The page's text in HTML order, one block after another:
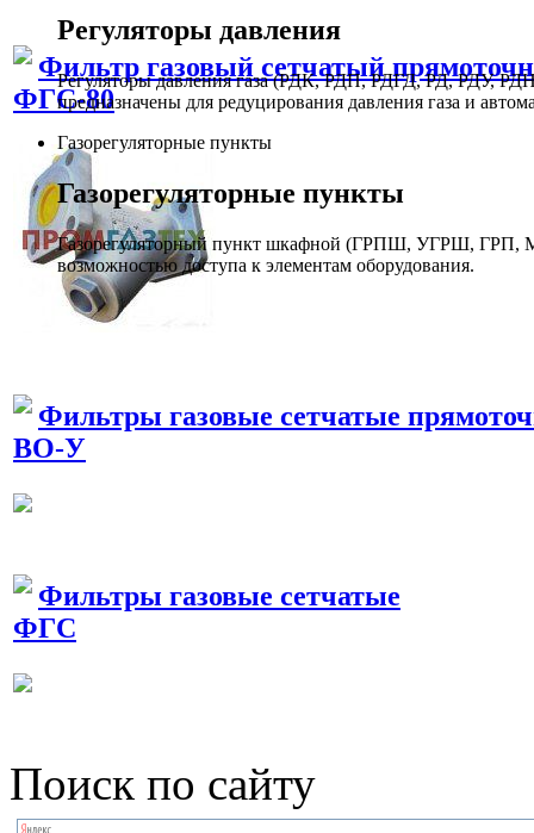
Регуляторы давления
Регуляторы давления газа (РДК, РДП, РДГД, РД, РДУ,
предназначены для редуцирования давления газа и
Газорегуляторные пункты
Газорегуляторные пункты
Газорегуляторный пункт шкафной (ГРПШ, УГРШ, ГРП,
возможностью доступа к элементам оборудования.
Фильтр газовый сетчатый
ФГС-80
Фильтры газовые сетчатые
ВО-У
Фильтры газовые сетчатые
ФГС
Поиск по сайту